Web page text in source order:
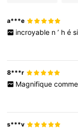
a***e
incroyable n ’ h é
8***r
Magnifique comme
s***v